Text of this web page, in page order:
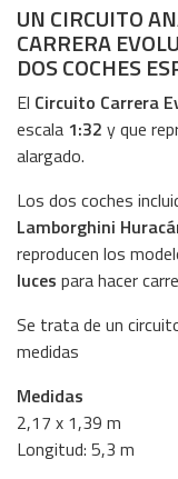
UN CIRCUITO
CARRERA
DOS COCHES
El Circuito Carrera
escala 1:32 y que
alargado.
Los dos coches
Lamborghini
reproducen los
luces para hacer
Se trata de un
medidas
Medidas
2,17 x 1,39 m
Longitud: 5,3 m